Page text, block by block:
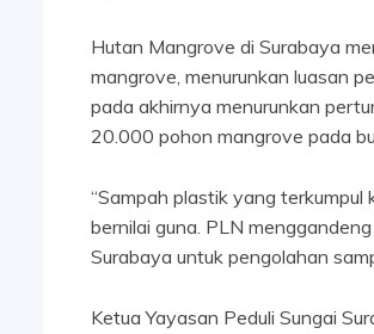
Hutan Mangrove di Surabaya
mangrove, menurunkan luasan
pada akhirnya menurunkan
20.000 pohon mangrove pada
“Sampah plastik yang
bernilai guna. PLN
Surabaya untuk pengolahan
Ketua Yayasan Peduli Sungai